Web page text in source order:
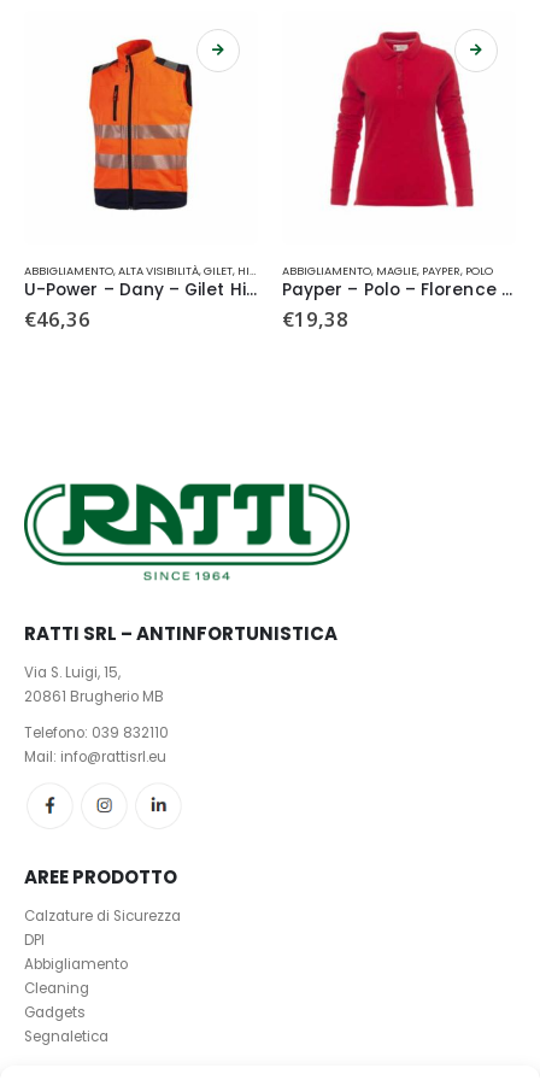
ABBIGLIAMENTO,ALTA VISIBILITÀ,GILET, HI-LIGHT ,U-POWER
U-Power – Dany – Gilet Hi-Light
€46,36
ABBIGLIAMENTO, MAGLIE, PAYPER, POLO
Payper – Polo – Florence Lady
€19,38
RATTI SRL – ANTINFORTUNISTICA
Via S. Luigi, 15,
20861 Brugherio MB
Telefono: 039 832110
Mail: info@rattisrl.eu
AREE PRODOTTO
Calzature di Sicurezza
DPI
Abbigliamento
Cleaning
Gadgets
Segnaletica